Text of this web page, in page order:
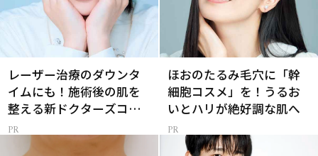
レーザー治療のダウンタ
イムにも！施術後の肌を
整える新ドクターズコス
メ
ほおのたるみ毛穴に「幹
細胞コスメ」を！うるお
いとハリが絶好調な肌へ